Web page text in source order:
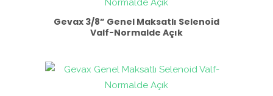
Gevax 3/8” Genel Maksatlı Selenoid
Valf-Normalde Açık